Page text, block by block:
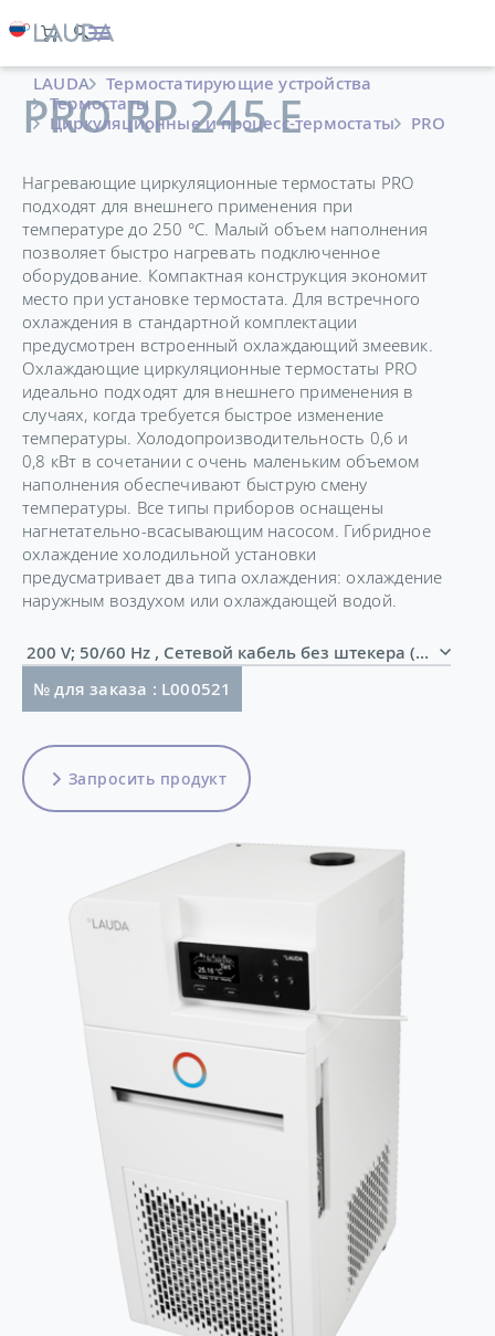
LAUDA
Термостатирующие устройства
Термостаты
Циркуляционные и процесс-термостаты
PRO
PRO RP 245 E
Нагревающие циркуляционные термостаты PRO
подходят для внешнего применения при
температуре до 250 °C. Малый объем наполнения
позволяет быстро нагревать подключенное
оборудование. Компактная конструкция экономит
место при установке термостата. Для встречного
охлаждения в стандартной комплектации
предусмотрен встроенный охлаждающий змеевик.
Охлаждающие циркуляционные термостаты PRO
идеально подходят для внешнего применения в
случаях, когда требуется быстрое изменение
температуры. Холодопроизводительность 0,6 и
0,8 кВт в сочетании с очень маленьким объемом
наполнения обеспечивают быструю смену
температуры. Все типы приборов оснащены
нагнетательно-всасывающим насосом. Гибридное
охлаждение холодильной установки
предусматривает два типа охлаждения: охлаждение
наружным воздухом или охлаждающей водой.
200 V; 50/60 Hz , Сетевой кабель без штекера (AWG)
№ для заказа : L000521
Запросить продукт